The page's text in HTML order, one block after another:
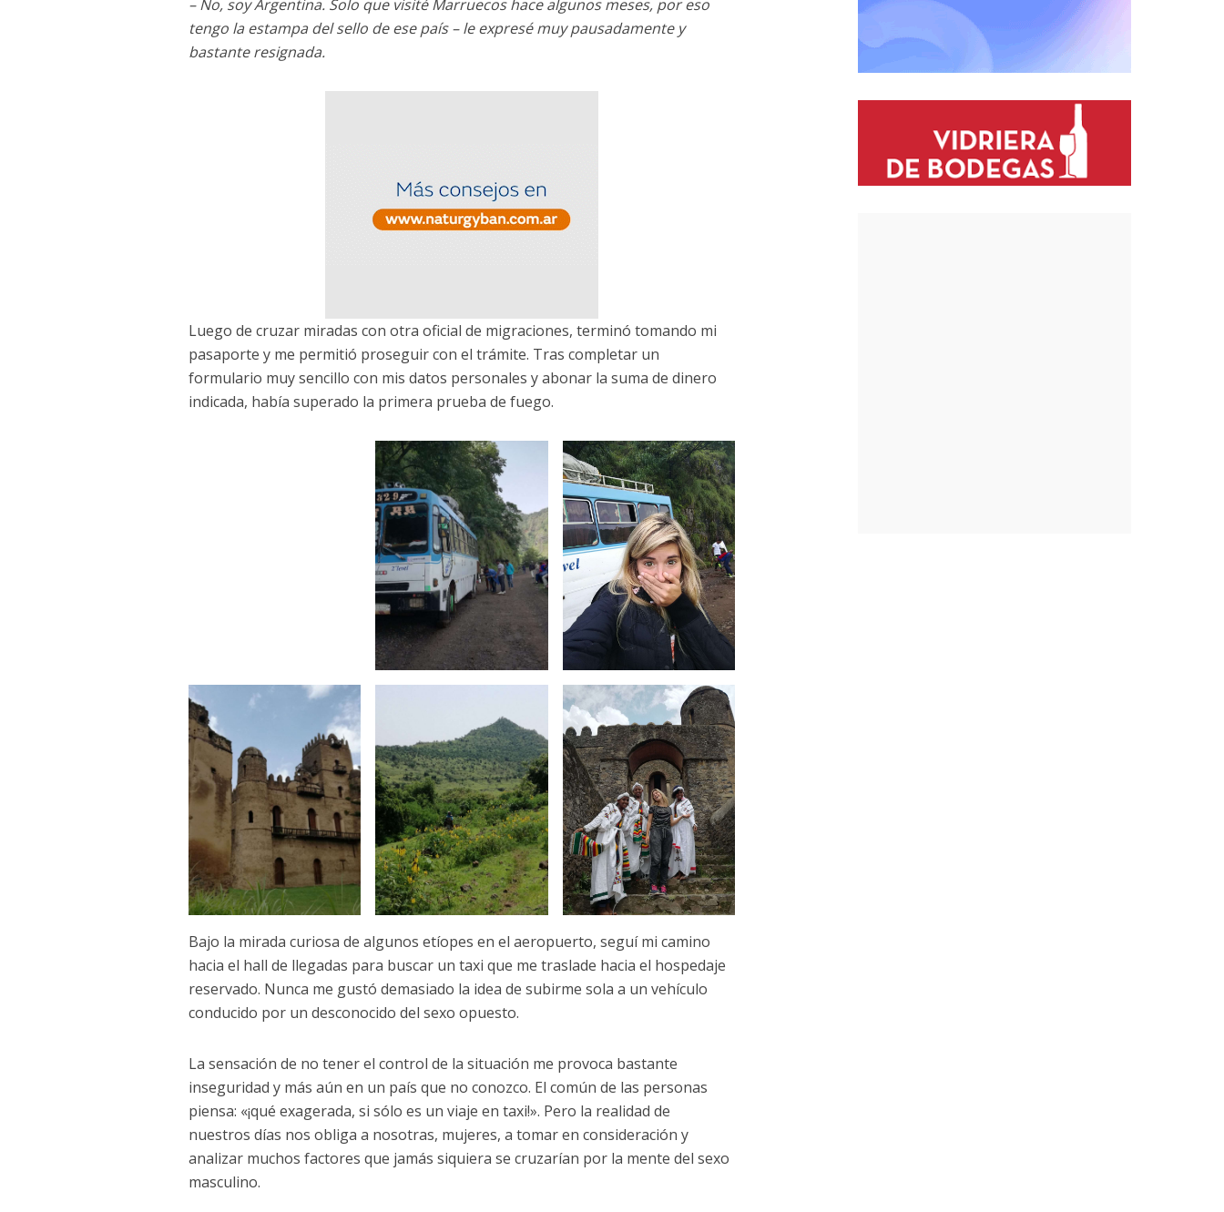
– No, soy Argentina. Solo que visité Marruecos hace algunos meses, por eso
tengo la estampa del sello de ese país – le expresé muy pausadamente y
bastante resignada.
Luego de cruzar miradas con otra oficial de migraciones, terminó tomando mi
pasaporte y me permitió proseguir con el trámite. Tras completar un
formulario muy sencillo con mis datos personales y abonar la suma de dinero
indicada, había superado la primera prueba de fuego.
Bajo la mirada curiosa de algunos etíopes en el aeropuerto, seguí mi camino
hacia el hall de llegadas para buscar un taxi que me traslade hacia el hospedaje
reservado. Nunca me gustó demasiado la idea de subirme sola a un vehículo
conducido por un desconocido del sexo opuesto.
La sensación de no tener el control de la situación me provoca bastante
inseguridad y más aún en un país que no conozco. El común de las personas
piensa: «¡qué exagerada, si sólo es un viaje en taxi!». Pero la realidad de
nuestros días nos obliga a nosotras, mujeres, a tomar en consideración y
analizar muchos factores que jamás siquiera se cruzarían por la mente del sexo
masculino.